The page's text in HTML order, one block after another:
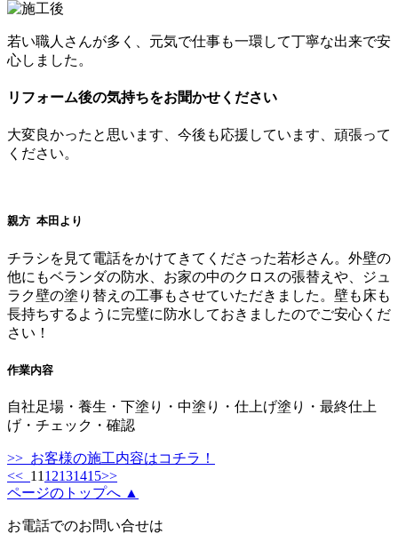
若い職人さんが多く、元気で仕事も一環して丁寧な出来で安
心しました。
リフォーム後の気持ちをお聞かせください
大変良かったと思います、今後も応援しています、頑張って
ください。
親方 本田より
チラシを見て電話をかけてきてくださった若杉さん。外壁の
他にもベランダの防水、お家の中のクロスの張替えや、ジュ
ラク壁の塗り替えの工事もさせていただきました。壁も床も
長持ちするように完璧に防水しておきましたのでご安心くだ
さい！
作業内容
自社足場・養生・下塗り・中塗り・仕上げ塗り・最終仕上
げ・チェック・確認
>> お客様の施工内容はコチラ！
<< 11 12131415>>
ページのトップへ ▲
お電話でのお問い合せは